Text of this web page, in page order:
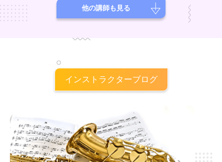
他の講師も見る
インストラクターブログ